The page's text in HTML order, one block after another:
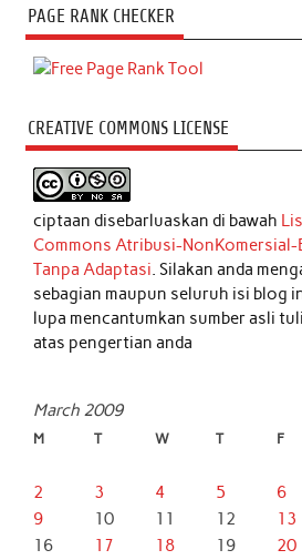
PAGE RANK CHECKER
CREATIVE COMMONS LICENSE
ciptaan disebarluaskan di bawah
Commons Atribusi-NonKomersial-
Tanpa Adaptasi. Silakan anda
sebagian maupun seluruh isi blog
lupa mencantumkan sumber asli
atas pengertian anda
March 2009
M T W T F
2
3 4 5 6
9
10 11 12 13
16
17 18 19 20